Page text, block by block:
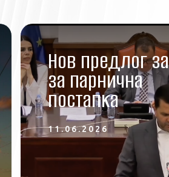
Нов предлог
за парнична
постапка
11.06.2026